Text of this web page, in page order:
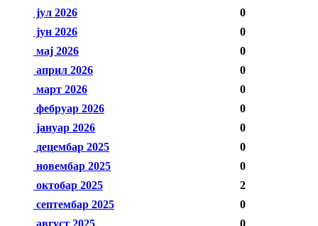
јул 2026
0
јун 2026
0
мај 2026
0
април 2026
0
март 2026
0
фебруар 2026
0
јануар 2026
0
децембар 2025
0
новембар 2025
0
октобар 2025
2
септембар 2025
0
август 2025
0